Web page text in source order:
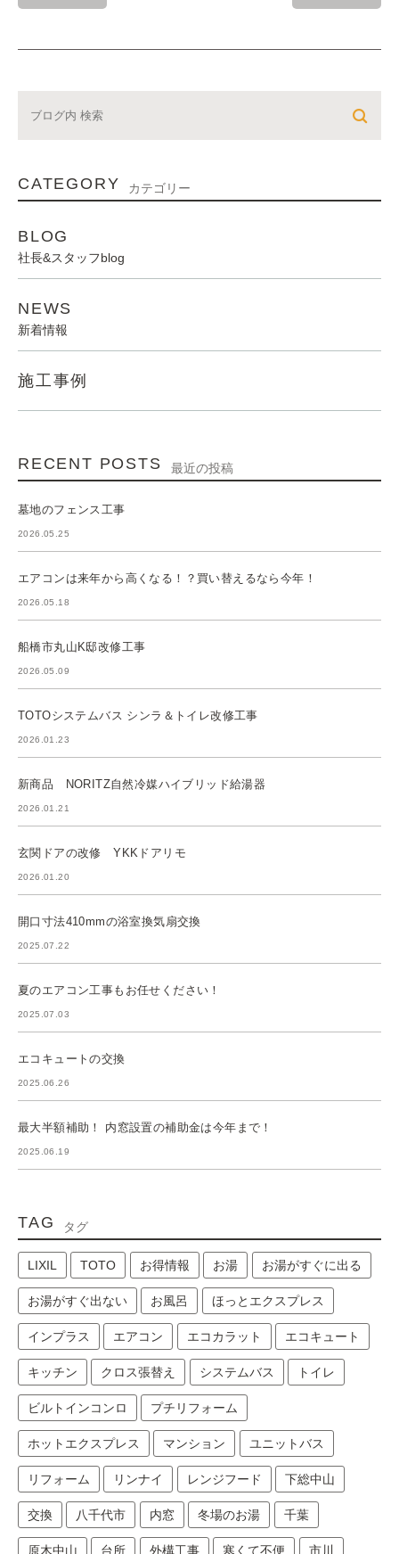
CATEGORY カテゴリー
BLOG
社長&スタッフblog
NEWS
新着情報
施工事例
RECENT POSTS 最近の投稿
墓地のフェンス工事
2026.05.25
エアコンは来年から高くなる！？買い替えるなら今年！
2026.05.18
船橋市丸山K邸改修工事
2026.05.09
TOTOシステムバス シンラ＆トイレ改修工事
2026.01.23
新商品 NORITZ自然冷媒ハイブリッド給湯器
2026.01.21
玄関ドアの改修 YKKドアリモ
2026.01.20
開口寸法410mmの浴室換気扇交換
2025.07.22
夏のエアコン工事もお任せください！
2025.07.03
エコキュートの交換
2025.06.26
最大半額補助！ 内窓設置の補助金は今年まで！
2025.06.19
TAG タグ
LIXIL TOTO お得情報 お湯 お湯がすぐに出る
お湯がすぐ出ない お風呂 ほっとエクスプレス
インプラス エアコン エコカラット エコキュート
キッチン クロス張替え システムバス トイレ
ビルトインコンロ プチリフォーム
ホットエクスプレス マンション ユニットバス
リフォーム リンナイ レンジフード 下総中山
交換 八千代市 内窓 冬場のお湯 千葉
原木中山 台所 外構工事 寒くて不便 市川